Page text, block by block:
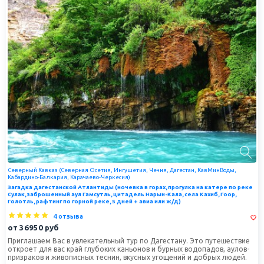
Северный Кавказ (Северная Осетия, Ингушетия, Чечня, Дагестан, КавМинВоды,
Кабардино-Балкария, Карачаево-Черкесия)
Загадка дагестанской Атлантиды (ночевка в горах, прогулка на катере по реке
Сулак, заброшенный аул Гамсутль, цитадель Нарын-Кала, села Кахиб, Гоор,
Голотль, рафтинг по горной реке, 5 дней + авиа или ж/д)
4 отзыва
от 36950 руб
Приглашаем Вас в увлекательный тур по Дагестану. Это путешествие
откроет для вас край глубоких каньонов и бурных водопадов, аулов-
призраков и живописных теснин, вкусных угощений и добрых людей.